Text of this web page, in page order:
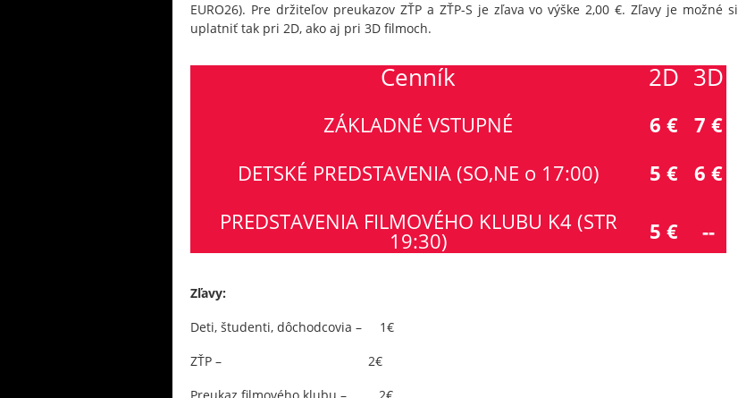
EURO26). Pre držiteľov preukazov ZŤP a ZŤP-S je zľava vo výške 2,00 €. Zľavy je možné si
uplatniť tak pri 2D, ako aj pri 3D filmoch.
Cenník 2D 3D
ZÁKLADNÉ VSTUPNÉ 6 € 7 €
DETSKÉ PREDSTAVENIA (SO,NE o 17:00)
5 € 6 €
PREDSTAVENIA FILMOVÉHO KLUBU K4 (STR
19:30) 5 € --
Zľavy:
Deti, študenti, dôchodcovia – 1€
ZŤP – 2€